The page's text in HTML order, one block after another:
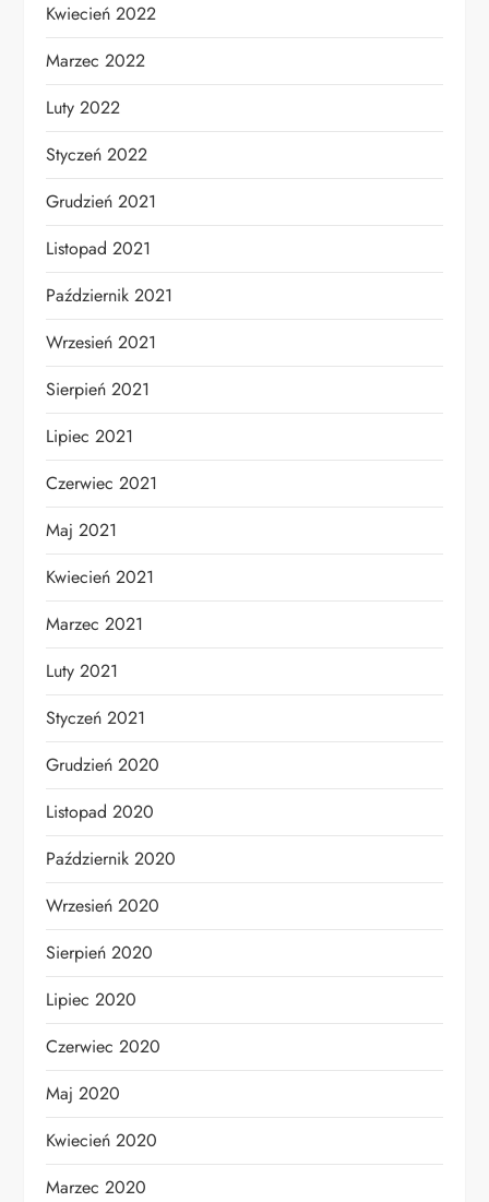
Kwiecień 2022
Marzec 2022
Luty 2022
Styczeń 2022
Grudzień 2021
Listopad 2021
Październik 2021
Wrzesień 2021
Sierpień 2021
Lipiec 2021
Czerwiec 2021
Maj 2021
Kwiecień 2021
Marzec 2021
Luty 2021
Styczeń 2021
Grudzień 2020
Listopad 2020
Październik 2020
Wrzesień 2020
Sierpień 2020
Lipiec 2020
Czerwiec 2020
Maj 2020
Kwiecień 2020
Marzec 2020